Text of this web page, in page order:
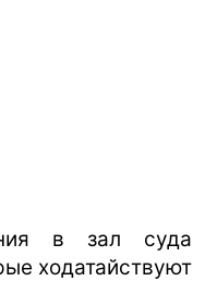
в зал суда
ходатайствуют